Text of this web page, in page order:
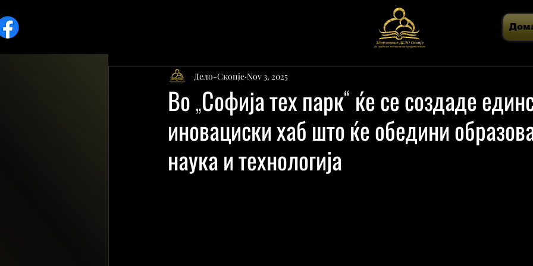
Во „Софија тех парк“ ќе се создаде
иновациски хаб што ќе обедини
наука и технологија
Дело-Скопје Nov 3, 2025